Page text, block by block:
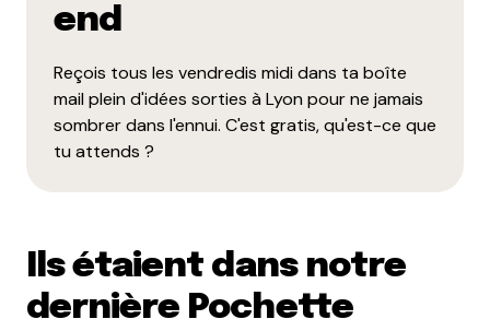
end
Reçois tous les vendredis midi dans ta boîte
mail plein d'idées sorties à Lyon pour ne jamais
sombrer dans l'ennui. C'est gratis, qu'est-ce que
tu attends ?
Ils étaient dans notre
dernière Pochette